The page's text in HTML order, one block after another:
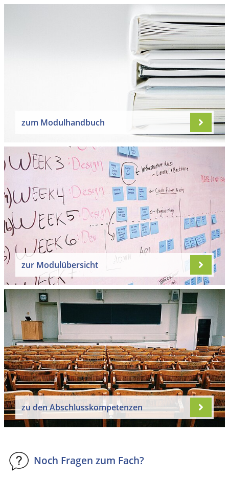
zum Modulhandbuch
zur Modulübersicht
zu den Abschlusskompetenzen
Noch Fragen zum Fach?